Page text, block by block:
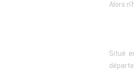
Alors
Situé